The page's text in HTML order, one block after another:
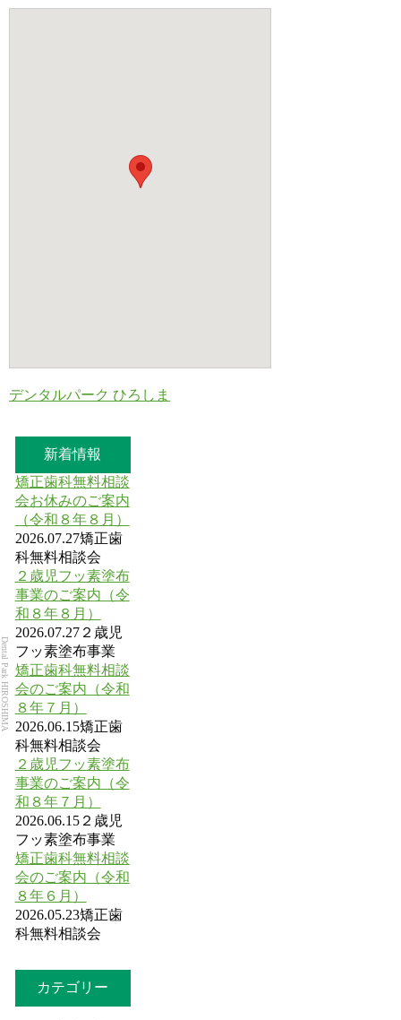
Dental Park HIROSHIMA
デンタルパーク ひろしま
新着情報
矯正歯科無料相談
会お休みのご案内
（令和８年８月）
2026.07.27矯正歯
科無料相談会
２歳児フッ素塗布
事業のご案内（令
和８年８月）
2026.07.27２歳児
フッ素塗布事業
矯正歯科無料相談
会のご案内（令和
８年７月）
2026.06.15矯正歯
科無料相談会
２歳児フッ素塗布
事業のご案内（令
和８年７月）
2026.06.15２歳児
フッ素塗布事業
矯正歯科無料相談
会のご案内（令和
８年６月）
2026.05.23矯正歯
科無料相談会
カテゴリー